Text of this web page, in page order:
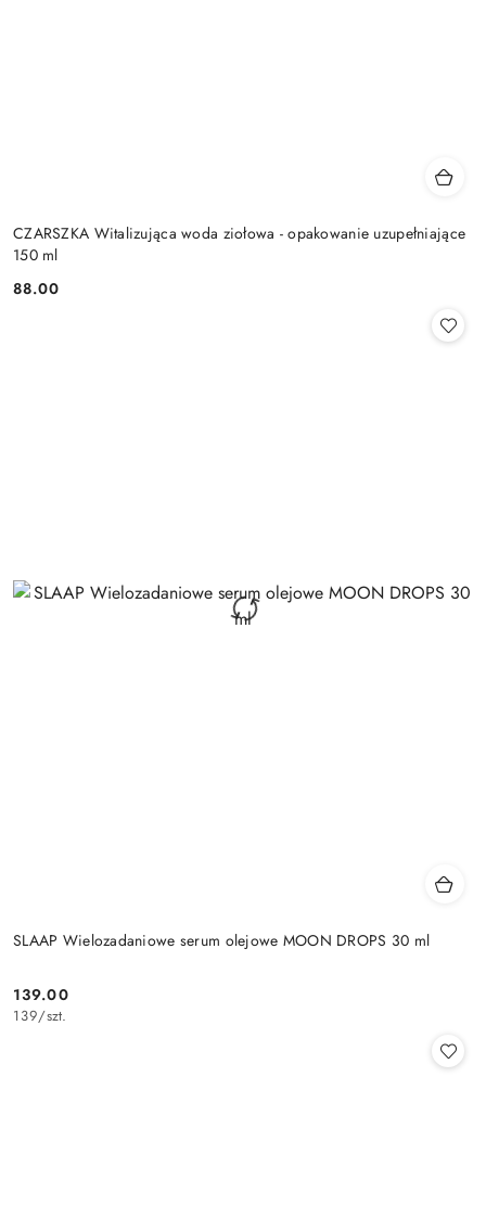
CZARSZKA Witalizująca woda ziołowa - opakowanie uzupełniające
150 ml
Cena:
88.00
SLAAP Wielozadaniowe serum olejowe MOON DROPS 30 ml
Cena:
139.00
139/szt.